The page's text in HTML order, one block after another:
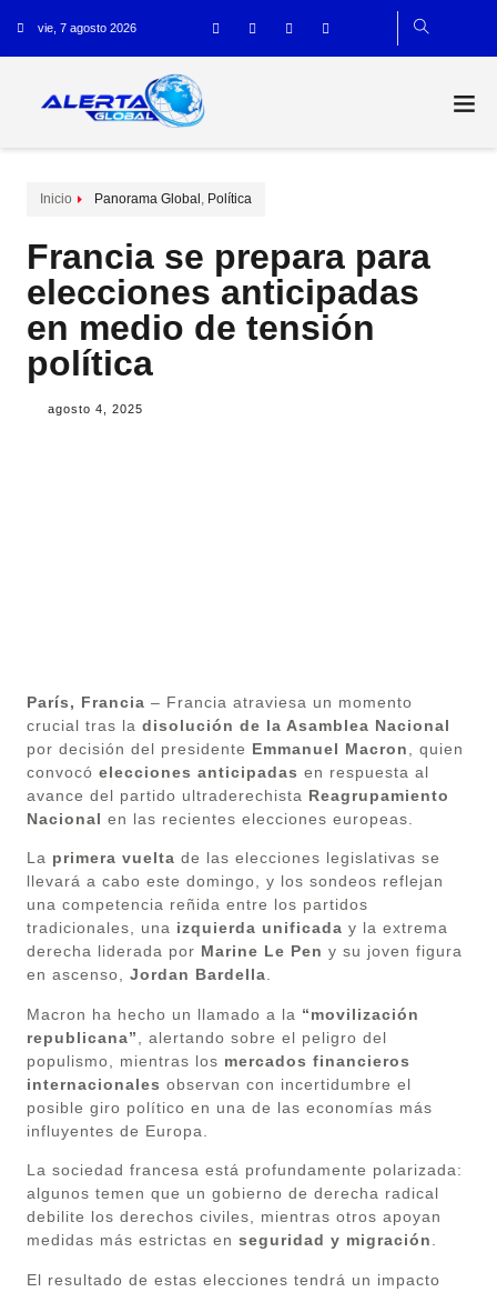
vie, 7 agosto 2026
Inicio Panorama Global , Política
Francia se prepara para
elecciones anticipadas
en medio de tensión
política
agosto 4, 2025
París, Francia – Francia atraviesa un momento
crucial tras la disolución de la Asamblea Nacional
por decisión del presidente Emmanuel Macron
, quien
convocó elecciones anticipadas en respuesta al
avance del partido ultraderechista Reagrupamiento
Nacional en las recientes elecciones europeas.
La primera vuelta de las elecciones legislativas se
llevará a cabo este domingo, y los sondeos reflejan
una competencia reñida entre los partidos
tradicionales, una izquierda unificada y la extrema
derecha liderada por Marine Le Pen y su joven figura
en ascenso, Jordan Bardella.
Macron ha hecho un llamado a la “movilización
republicana”
, alertando sobre el peligro del
populismo, mientras los mercados financieros
internacionales observan con incertidumbre el
posible giro político en una de las economías más
influyentes de Europa.
La sociedad francesa está profundamente polarizada:
algunos temen que un gobierno de derecha radical
debilite los derechos civiles, mientras otros apoyan
medidas más estrictas en seguridad y migración
El resultado de estas elecciones tendrá un impacto